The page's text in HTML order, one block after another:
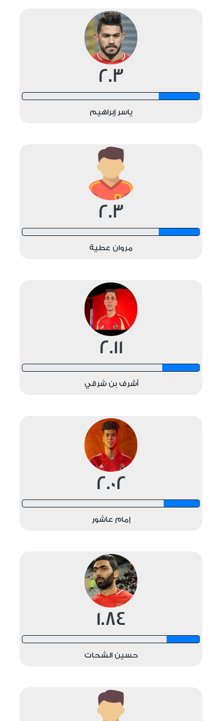
2.3
12 shots
ياسر إبراهيم
2.3
12 shots
مروان عطية
2.11
12 shots
أشرف بن شرقي
2.02
12 shots
إمام عاشور
1.84
12 shots
حسين الشحات